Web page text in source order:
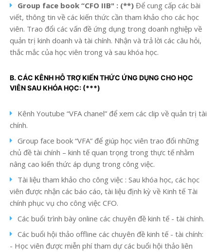
Group face book “CFO IIB" : (**) Để cung cấp các bài
viết, thông tin về các kiến thức cần tham khảo cho các học
viên. Trao đổi các vấn đề ứng dụng trong doanh nghiệp về
quản trị kinh doanh và tài chính. Nhận và trả lời các câu hỏi,
thắc mắc của học viên trong và sau khóa học.
B. CÁC KÊNH HỖ TRỢ KIẾN THỨC ỨNG DỤNG CHO HỌC
VIÊN SAU KHÓA HỌC: (***)
Kênh Youtube “VFA chanel” để xem các clip về quản trị tài
chính.
Group face book “VFA” để giúp học viên trao đổi những
chủ đề tài chính – kinh tế quan trọng trong thực tế nhằm
nâng cao kiến thức áp dụng trong công việc.
Tài liệu tham khảo cho công việc : Sau khóa học, các học
viên được nhận các báo cáo, tài liệu định kỳ về Kinh tế Tài
chính phục vụ cho công việc CFO.
Các buổi trình bày online các chuyên đề kinh tế - tài chính.
Các buổi hội thảo offline các chuyên đề kinh tế - tài chính:
- Học viên được miễn phí tham dự các buổi hội thảo liên